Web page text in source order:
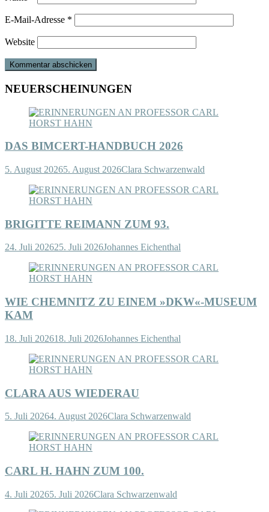
E-Mail-Adresse *
Website
NEUERSCHEINUNGEN
DAS BIMCERT-HANDBUCH 2026
5. August 20265. August 2026Clara Schwarzenwald
BRIGITTE REIMANN ZUM 93.
24. Juli 202625. Juli 2026Johannes Eichenthal
WIE CHEMNITZ ZU EINEM »DKW«-MUSEUM
KAM
18. Juli 202618. Juli 2026Johannes Eichenthal
CLARA AUS WIEDERAU
5. Juli 20264. August 2026Clara Schwarzenwald
CARL H. HAHN ZUM 100.
4. Juli 20265. Juli 2026Clara Schwarzenwald